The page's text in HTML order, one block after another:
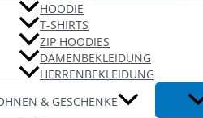
HOODIE
T-SHIRTS
ZIP HOODIES
DAMENBEKLEIDUNG
HERRENBEKLEIDUNG
& GESCHENKE